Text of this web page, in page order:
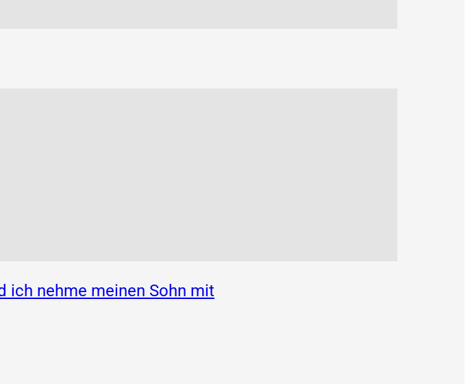
ich nehme meinen Sohn mit